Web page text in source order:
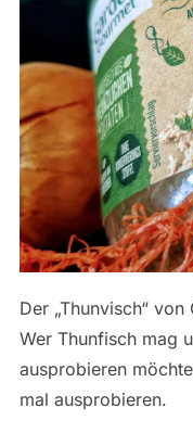
Der „Thunvisch“
Wer Thunfisch mag
ausprobieren
mal ausprobieren.